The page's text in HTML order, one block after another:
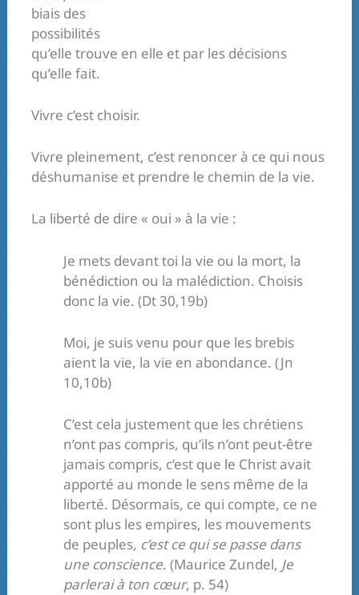
biais des
possibilités
qu’elle trouve en elle et par les décisions
qu’elle fait.
Vivre c’est choisir.
Vivre pleinement, c’est renoncer à ce qui nous
déshumanise et prendre le chemin de la vie.
La liberté de dire « oui » à la vie :
Je mets devant toi la vie ou la mort, la
bénédiction ou la malédiction. Choisis
donc la vie. (Dt 30,19b)
Moi, je suis venu pour que les brebis
aient la vie, la vie en abondance. (Jn
10,10b)
C’est cela justement que les chrétiens
n’ont pas compris, qu’ils n’ont peut-être
jamais compris, c’est que le Christ avait
apporté au monde le sens même de la
liberté. Désormais, ce qui compte, ce ne
sont plus les empires, les mouvements
de peuples, c’est ce qui se passe dans
une conscience. (Maurice Zundel, Je
parlerai à ton cœur, p. 54)